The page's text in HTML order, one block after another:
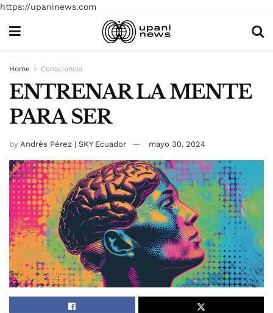
https://upaninews.com
Home Consciencia
ENTRENAR LA MENTE
PARA SER
by Andrés Pérez | SKY Ecuador mayo 30, 2024